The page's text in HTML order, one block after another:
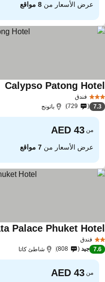
عرض الأسعار من8 مواقع
فندق
Calypso Patong
7.3
729 باتونج
من
عرض الأسعار من7 مواقع
فندق
Palace Phuket
7.6 جيد 808 شاطئ كاتا
من